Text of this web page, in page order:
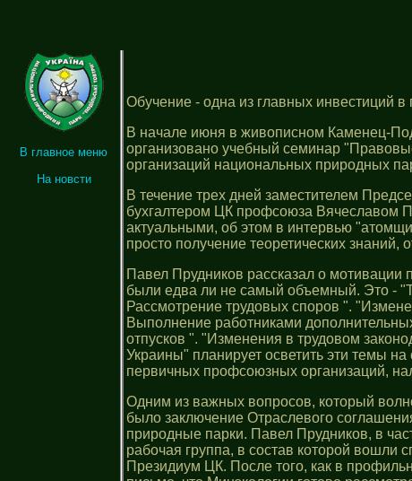
В главное меню
На новсти
Обучение - одна из главных инвестиций
В начале июня в живописном Каменец-
организовано учебный семинар
организаций национальных природных
В течение трех дней заместителем
бухгалтером ЦК профсоюза Вячеславом
актуальными, об этом в интервью
просто получение теоретических
Павел Прудников рассказал о
были едва ли не самый объемный. Это -
Рассмотрение трудовых споров ".
Выполнение работниками
отпусков ". "Изменения в трудовом
Украины" планирует осветить эти темы
первичных профсоюзных организаций,
Одним из важных вопросов, который
было заключение Отраслевого
природные парки. Павел Прудников, в
рабочая группа, в состав которой вошли
Президиум ЦК. После того, как в